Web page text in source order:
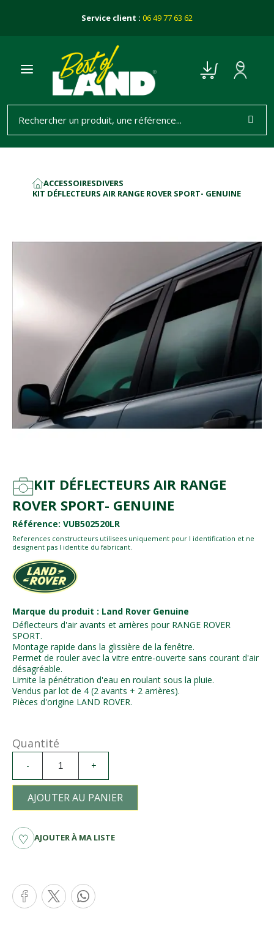
Service client : 06 49 77 63 62
ACCUEIL
ACCESSOIRESDIVERS
KIT DÉFLECTEURS AIR RANGE ROVER SPORT- GENUINE
KIT DÉFLECTEURS AIR RANGE
ROVER SPORT- GENUINE
Référence: VUB502520LR
References constructeurs utilisees uniquement pour l identification et ne
designent pas l identite du fabricant.
Marque du produit : Land Rover Genuine
Déflecteurs d'air avants et arrières pour RANGE ROVER
SPORT.
Montage rapide dans la glissière de la fenêtre.
Permet de rouler avec la vitre entre-ouverte sans courant d'air
désagréable.
Limite la pénétration d'eau en roulant sous la pluie.
Vendus par lot de 4 (2 avants + 2 arrières).
Pièces d'origine LAND ROVER.
Quantité
- +
AJOUTER AU PANIER
AJOUTER À MA LISTE